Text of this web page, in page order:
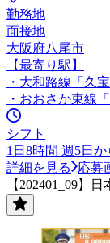
勤務地
面接地
大阪府八尾市
【最寄り駅】
・大和路線「久
・おおさか東線
シフト
1日8時間 週5日
詳細を見る
応募
【202401_09】